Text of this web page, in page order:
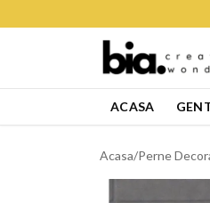
ACASA
Acasa/Perne